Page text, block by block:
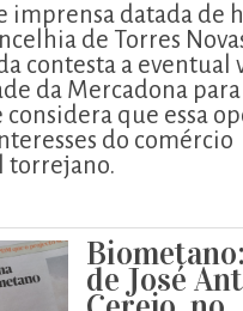
imprensa datada de
de Torres
contesta a eventual
da Mercadona para
que essa
do comércio
torrejano.
de José